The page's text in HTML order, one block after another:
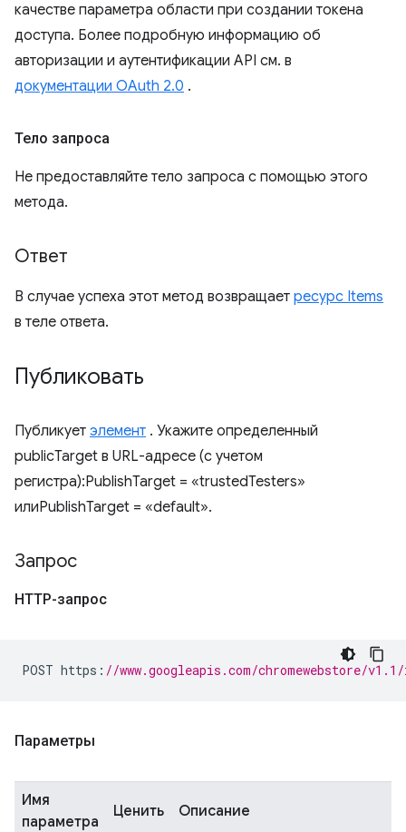
качестве параметра области при создании токена
доступа. Более подробную информацию об
авторизации и аутентификации API см. в
документации OAuth 2.0 .
Тело запроса
Не предоставляйте тело запроса с помощью этого
метода.
Ответ
В случае успеха этот метод возвращает ресурс Items
в теле ответа.
Публиковать
Публикует элемент . Укажите определенный
publicTarget в URL-адресе (с учетом
регистра):PublishTarget = «trustedTesters»
илиPublishTarget = «default».
Запрос
HTTP-запрос
POST https : //www.googleapis.com/chromewebstore/
Параметры
Имя
параметра
Ценить Описание